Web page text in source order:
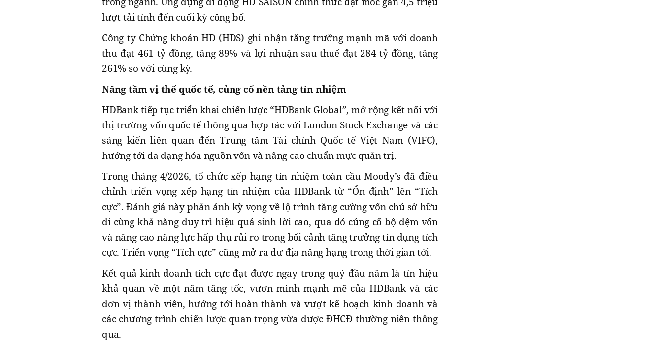
lượt tải tính đến cuối kỳ công bố.
Công ty Chứng khoán HD (HDS) ghi nhận tăng trưởng mạnh mã với doanh
thu đạt 461 tỷ đồng, tăng 89% và lợi nhuận sau thuế đạt 284 tỷ đồng, tăng
261% so với cùng kỳ.
Nâng tầm vị thế quốc tế, củng cố nền tảng tín nhiệm
HDBank tiếp tục triển khai chiến lược “HDBank Global”, mở rộng kết nối với
thị trường vốn quốc tế thông qua hợp tác với London Stock Exchange và các
sáng kiến liên quan đến Trung tâm Tài chính Quốc tế Việt Nam (VIFC),
hướng tới đa dạng hóa nguồn vốn và nâng cao chuẩn mực quản trị.
Trong tháng 4/2026, tổ chức xếp hạng tín nhiệm toàn cầu Moody’s đã điều
chỉnh triển vọng xếp hạng tín nhiệm của HDBank từ “Ổn định” lên “Tích
cực”. Đánh giá này phản ánh kỳ vọng về lộ trình tăng cường vốn chủ sở hữu
đi cùng khả năng duy trì hiệu quả sinh lời cao, qua đó củng cố bộ đệm vốn
và nâng cao năng lực hấp thụ rủi ro trong bối cảnh tăng trưởng tín dụng tích
cực. Triển vọng “Tích cực” cũng mở ra dư địa nâng hạng trong thời gian tới.
Kết quả kinh doanh tích cực đạt được ngay trong quý đầu năm là tín hiệu
khả quan về một năm tăng tốc, vươn mình mạnh mẽ của HDBank và các
đơn vị thành viên, hướng tới hoàn thành và vượt kế hoạch kinh doanh và
các chương trình chiến lược quan trọng vừa được ĐHCĐ thường niên thông
qua.